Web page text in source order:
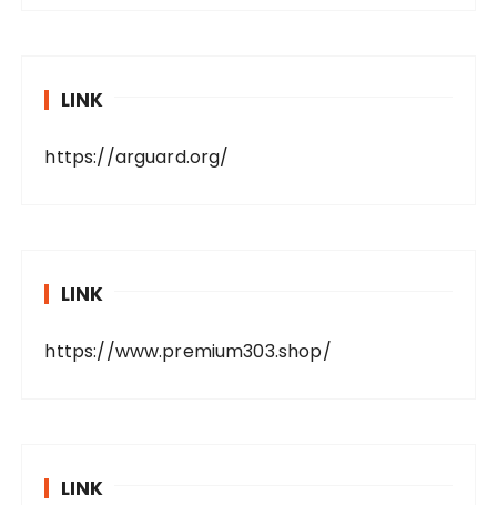
LINK
https://arguard.org/
LINK
https://www.premium303.shop/
LINK